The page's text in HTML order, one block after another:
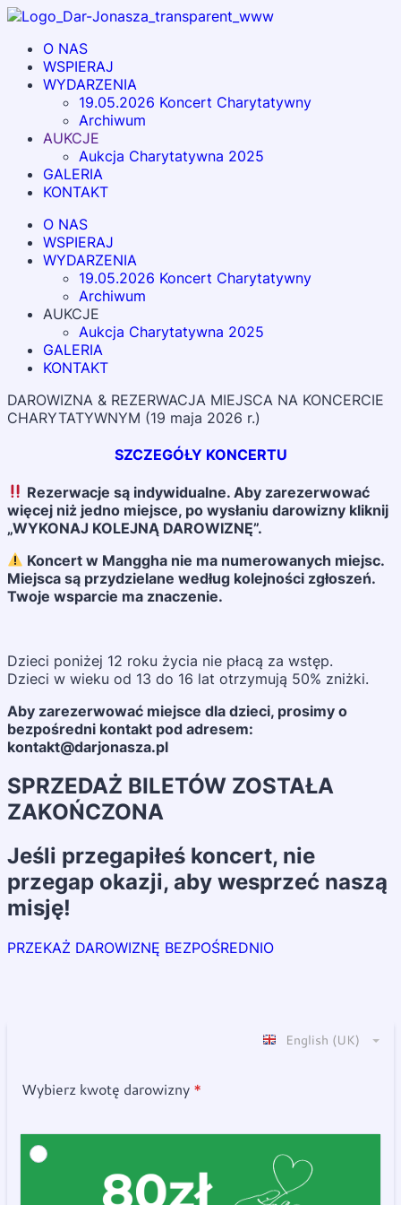
O NAS
WSPIERAJ
WYDARZENIA
19.05.2026 Koncert Charytatywny
Archiwum
AUKCJE
Aukcja Charytatywna 2025
GALERIA
KONTAKT
O NAS
WSPIERAJ
WYDARZENIA
19.05.2026 Koncert Charytatywny
Archiwum
AUKCJE
Aukcja Charytatywna 2025
GALERIA
KONTAKT
DAROWIZNA & REZERWACJA MIEJSCA NA KONCERCIE
CHARYTATYWNYM (19 maja 2026 r.)
SZCZEGÓŁY KONCERTU
Rezerwacje są indywidualne. Aby zarezerwować
więcej niż jedno miejsce, po wysłaniu darowizny kliknij
„WYKONAJ KOLEJNĄ DAROWIZNĘ”.
Koncert w Manggha nie ma numerowanych miejsc.
Miejsca są przydzielane według kolejności zgłoszeń.
Twoje wsparcie ma znaczenie.
Dzieci poniżej 12 roku życia nie płacą za wstęp.
Dzieci w wieku od 13 do 16 lat otrzymują 50% zniżki.
Aby zarezerwować miejsce dla dzieci, prosimy o
bezpośredni kontakt pod adresem:
kontakt@darjonasza.pl
SPRZEDAŻ BILETÓW ZOSTAŁA
ZAKOŃCZONA
Jeśli przegapiłeś koncert, nie
przegap okazji, aby wesprzeć naszą
misję!
PRZEKAŻ DAROWIZNĘ BEZPOŚREDNIO
English (UK)
Wybierz kwotę darowizny *